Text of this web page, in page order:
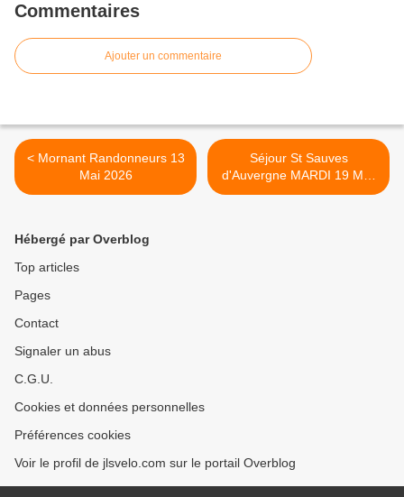
Commentaires
Ajouter un commentaire
< Mornant Randonneurs 13
Mai 2026
Séjour St Sauves
d'Auvergne MARDI 19 MAI
>
Hébergé par Overblog
Top articles
Pages
Contact
Signaler un abus
C.G.U.
Cookies et données personnelles
Préférences cookies
Voir le profil de jlsvelo.com sur le portail Overblog